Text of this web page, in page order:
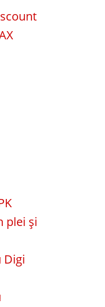
plei și
Digi